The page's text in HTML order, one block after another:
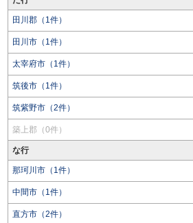
田川郡（1件）
田川市（1件）
太宰府市（1件）
筑後市（1件）
筑紫野市（2件）
築上郡（0件）
な行
那珂川市（1件）
中間市（1件）
直方市（2件）